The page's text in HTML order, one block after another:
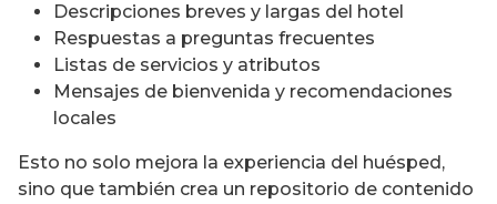
Descripciones breves y largas del hotel
Respuestas a preguntas frecuentes
Listas de servicios y atributos
Mensajes de bienvenida y recomendaciones
locales
Esto no solo mejora la experiencia del huésped,
sino que también crea un repositorio de contenido